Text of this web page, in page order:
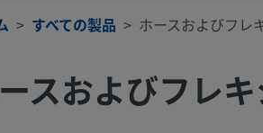
すべての製品 ホースおよびフレ
スおよびフレ